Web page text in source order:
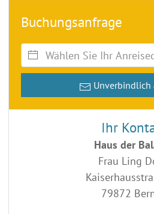
Buchungsanfrage
Unverbindlich
Ihr
Haus der
Frau Ling
79872